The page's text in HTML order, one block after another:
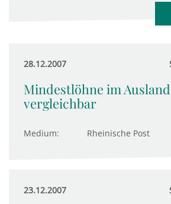
28.12.2007
Mindestlöhne im
vergleichbar
Medium: Rheinische Post
23.12.2007